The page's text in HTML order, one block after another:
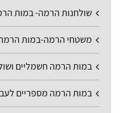
שולחנות הרמה- במות
משטחי הרמה-במות הרמה
במות הרמה חשמליים
במות הרמה מספריים